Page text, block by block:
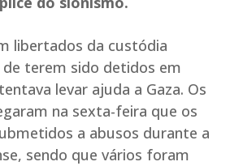
libertados da custódia
de terem sido detidos em
levar ajuda a Gaza. Os
na sexta-feira que os
a abusos durante a
sendo que vários foram